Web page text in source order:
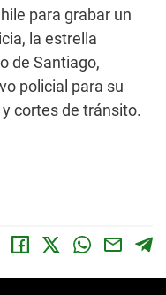
para grabar un
la estrella
de Santiago,
policial para su
cortes de tránsito.